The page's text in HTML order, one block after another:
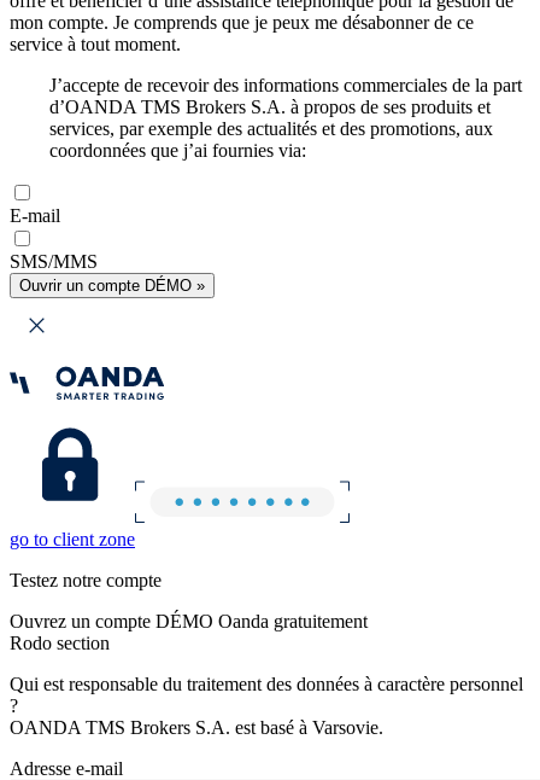
mon compte. Je comprends que je peux me désabonner de ce
service à tout moment.
J’accepte de recevoir des informations commerciales de la part
d’OANDA TMS Brokers S.A. à propos de ses produits et
services, par exemple des actualités et des promotions, aux
coordonnées que j’ai fournies via:
E-mail
SMS/MMS
Ouvrir un compte DÉMO »
go to client zone
Testez notre compte
Ouvrez un compte DÉMO Oanda gratuitement
Rodo section
Qui est responsable du traitement des données à caractère personnel
?
OANDA TMS Brokers S.A. est basé à Varsovie.
Adresse e-mail